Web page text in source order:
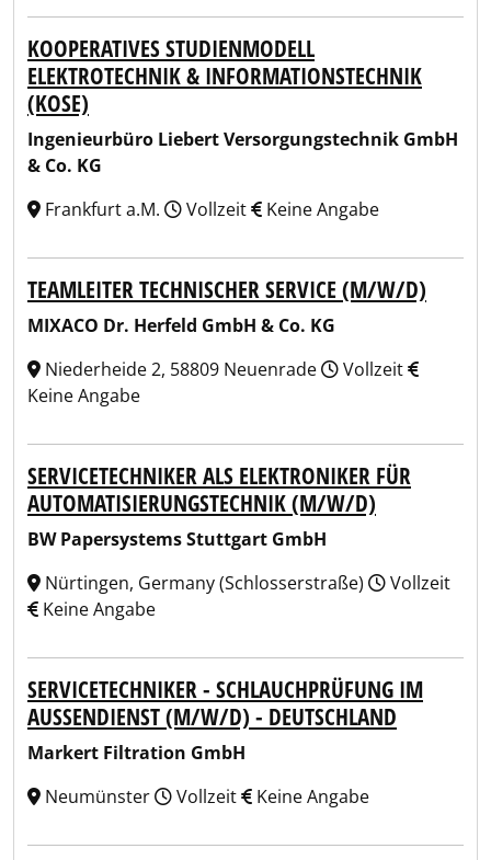
KOOPERATIVES STUDIENMODELL
ELEKTROTECHNIK & INFORMATIONSTECHNIK
(KOSE)
Ingenieurbüro Liebert Versorgungstechnik GmbH
& Co. KG
Frankfurt a.M.
Vollzeit Keine Angabe
TEAMLEITER TECHNISCHER SERVICE (M/W/D)
MIXACO Dr. Herfeld GmbH & Co. KG
Niederheide 2, 58809 Neuenrade
Vollzeit
Keine Angabe
SERVICETECHNIKER ALS ELEKTRONIKER FÜR
AUTOMATISIERUNGSTECHNIK (M/W/D)
BW Papersystems Stuttgart GmbH
Nürtingen, Germany (Schlosserstraße)
Vollzeit
Keine Angabe
SERVICETECHNIKER - SCHLAUCHPRÜFUNG IM
AUSSENDIENST (M/W/D) - DEUTSCHLAND
Markert Filtration GmbH
Neumünster
Vollzeit Keine Angabe